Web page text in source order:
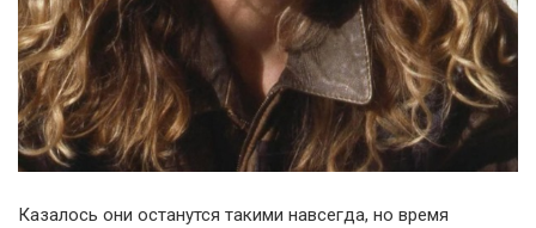
Казалось они останутся такими навсегда, но время